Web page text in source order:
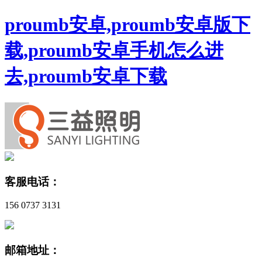
proumb安卓,proumb安卓版下
载,proumb安卓手机怎么进
去,proumb安卓下载
客服电话：
156 0737 3131
邮箱地址：